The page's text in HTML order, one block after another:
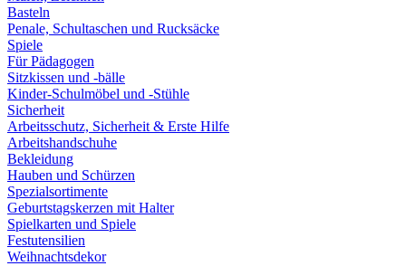
Basteln
Penale, Schultaschen und Rucksäcke
Spiele
Für Pädagogen
Sitzkissen und -bälle
Kinder-Schulmöbel und -Stühle
Sicherheit
Arbeitsschutz, Sicherheit & Erste Hilfe
Arbeitshandschuhe
Bekleidung
Hauben und Schürzen
Spezialsortimente
Geburtstagskerzen mit Halter
Spielkarten und Spiele
Festutensilien
Weihnachtsdekor